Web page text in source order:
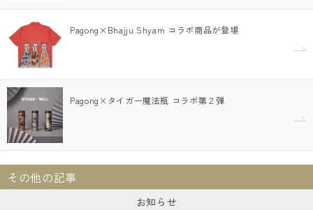
Pagong×Bhajju Shyam コラボ商品が登場
Pagong×タイガー魔法瓶 コラボ第２弾
その他の記事
お知らせ